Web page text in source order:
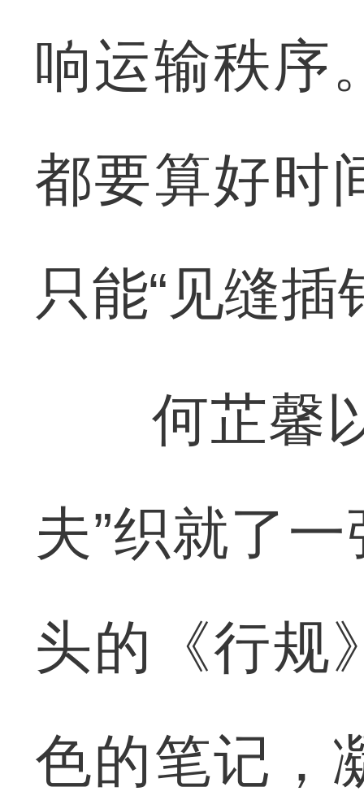
响运输秩序
都要算好时
只能“见缝插
何芷馨以
夫”织就了
头的《行规
色的笔记，